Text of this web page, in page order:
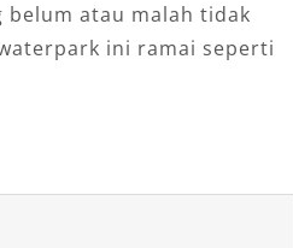
belum atau malah tidak
ini ramai seperti